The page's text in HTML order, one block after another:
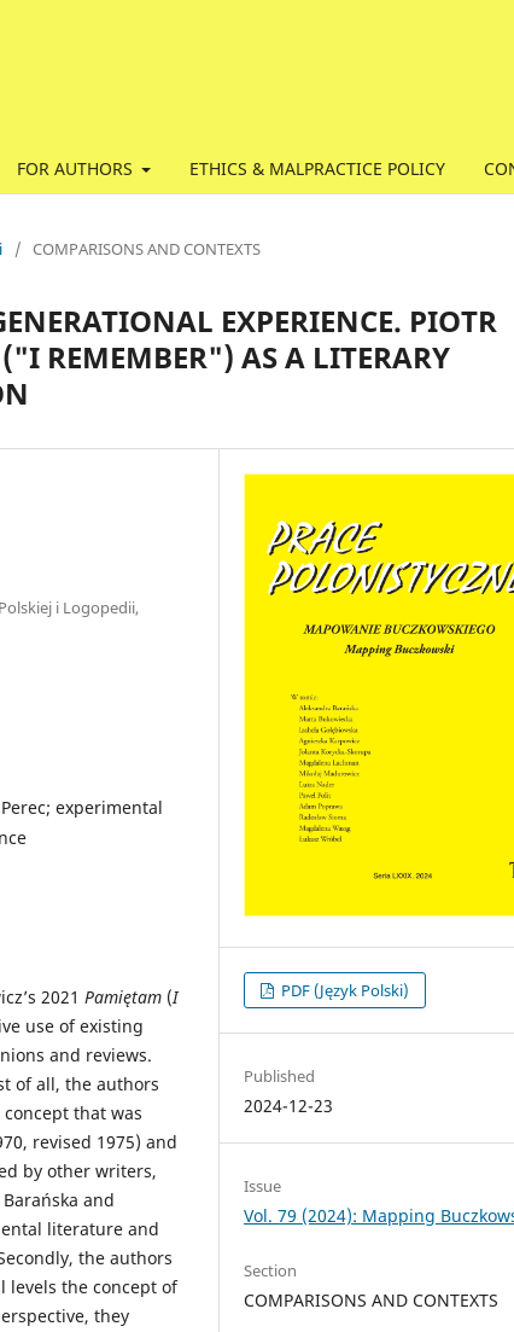
FOR AUTHORS ETHICS & MALPRACTICE POLICY
/ COMPARISONS AND CONTEXTS
EXPERIENCE. PIOTR
REMEMBER") AS A LITERARY
i Logopedii,
experimental
2021 Pamiętam (I
use of existing
and reviews.
of all, the authors
that was
revised 1975) and
by other writers,
and
literature and
the authors
levels the concept of
they
PDF (Język Polski)
Published
2024-12-23
Issue
Vol. 79 (2024): Mapping
Section
COMPARISONS AND CONTEXTS